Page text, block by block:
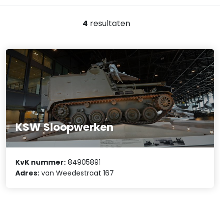
4 resultaten
KSW Sloopwerken
KvK nummer: 84905891
Adres: van Weedestraat 167